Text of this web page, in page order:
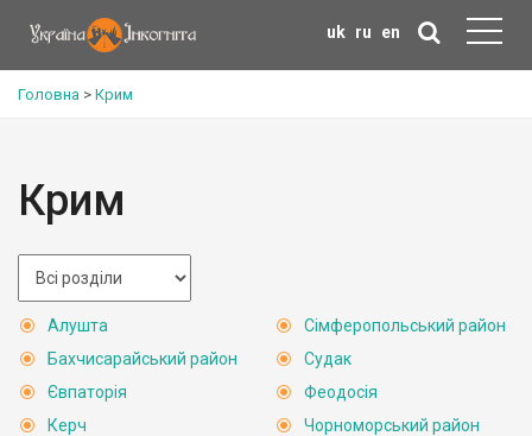
uk ru en
Головна > Крим
Крим
Алушта
Бахчисарайський район
Євпаторія
Керч
Сімферопольський район
Судак
Феодосія
Чорноморський район